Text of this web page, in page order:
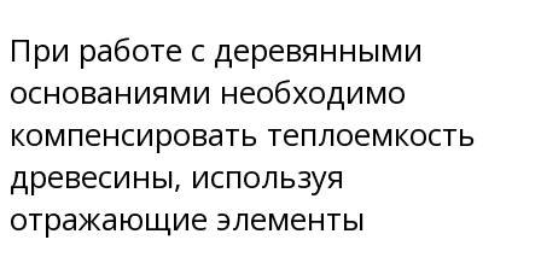
При работе с деревянными
основаниями необходимо
компенсировать теплоемкость
древесины, используя
отражающие элементы